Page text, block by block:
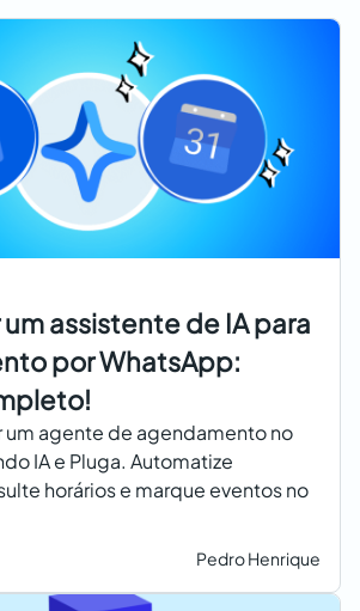
assistente de IA para
por WhatsApp:
um agente de agendamento no
IA e Pluga. Automatize
horários e marque eventos no
Pedro Henrique